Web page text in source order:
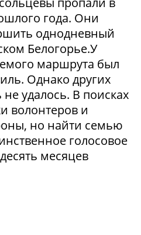
года. Они
однодневный
Белогорье.У
маршрута был
Однако других
удалось. В поисках
волонтеров и
но найти семью
голосовое
месяцев